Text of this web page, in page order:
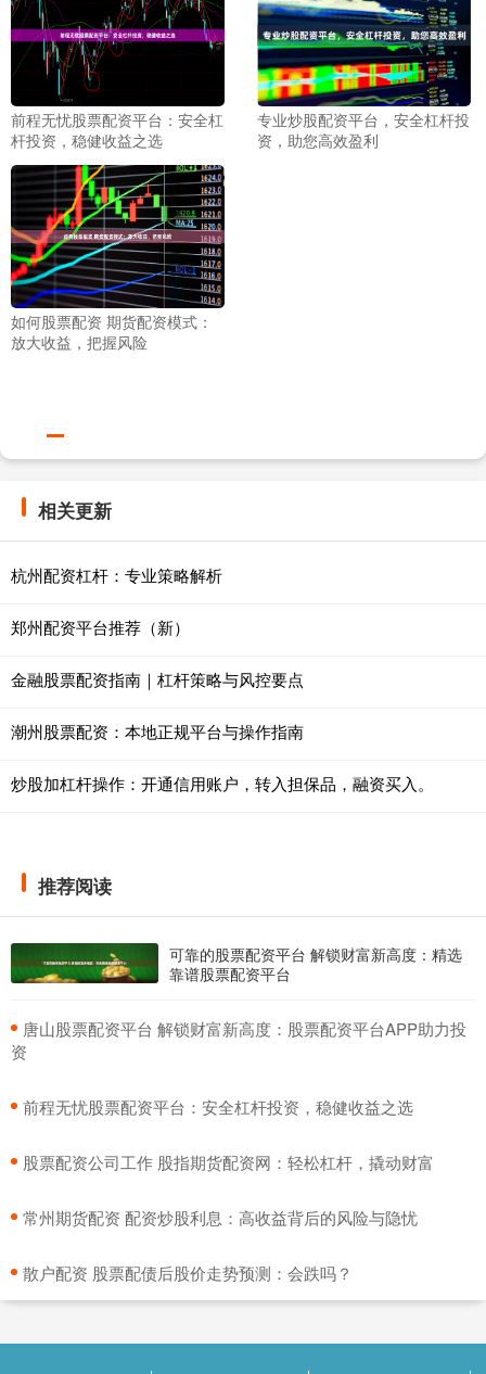
前程无忧股票配资平台：安全杠
杆投资，稳健收益之选
专业炒股配资平台，安全杠杆投
资，助您高效盈利
如何股票配资 期货配资模式：
放大收益，把握风险
相关更新
杭州配资杠杆：专业策略解析
郑州配资平台推荐（新）
金融股票配资指南｜杠杆策略与风控要点
潮州股票配资：本地正规平台与操作指南
炒股加杠杆操作：开通信用账户，转入担保品，融资买入。
推荐阅读
可靠的股票配资平台 解锁财富新高度：精选
靠谱股票配资平台
​唐山股票配资平台 解锁财富新高度：股票配资平台APP助力投
资
​前程无忧股票配资平台：安全杠杆投资，稳健收益之选
​股票配资公司工作 股指期货配资网：轻松杠杆，撬动财富
​常州期货配资 配资炒股利息：高收益背后的风险与隐忧
​散户配资 股票配债后股价走势预测：会跌吗？